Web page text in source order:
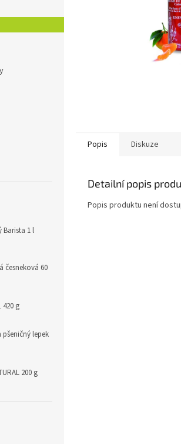
1 l
česneková 60
420 g
lepek
200 g
Popis Diskuze
Detailní popis
Popis produktu není